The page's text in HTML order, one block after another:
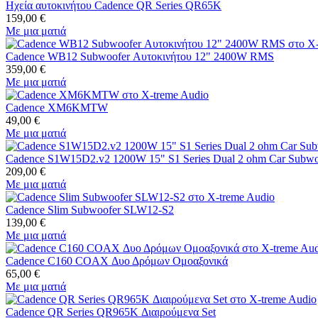
Ηχεία αυτοκινήτου Cadence QR Series QR65K
159,00 €
Με μια ματιά
Cadence WB12 Subwoofer Αυτοκινήτου 12" 2400W RMS
359,00 €
Με μια ματιά
Cadence XM6KMTW
49,00 €
Με μια ματιά
Cadence S1W15D2.v2 1200W 15" S1 Series Dual 2 ohm Car
209,00 €
Με μια ματιά
Cadence Slim Subwoofer SLW12-S2
139,00 €
Με μια ματιά
Cadence C160 COAX Δυο Δρόμων Ομοαξονικά
65,00 €
Με μια ματιά
Cadence QR Series QR965K Διαιρούμενα Set